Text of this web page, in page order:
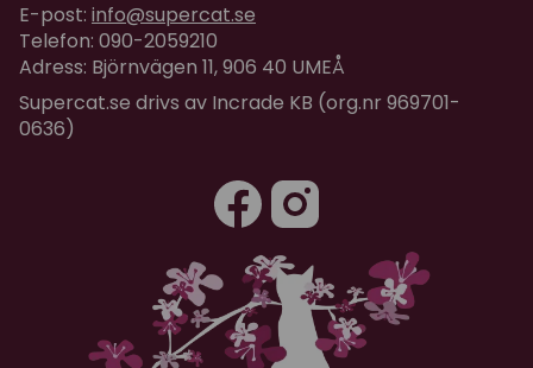
E-post: info@supercat.se
Telefon: 090-2059210
Adress: Björnvägen 11, 906 40 UMEÅ
Supercat.se drivs av Incrade KB (org.nr 969701-
0636)